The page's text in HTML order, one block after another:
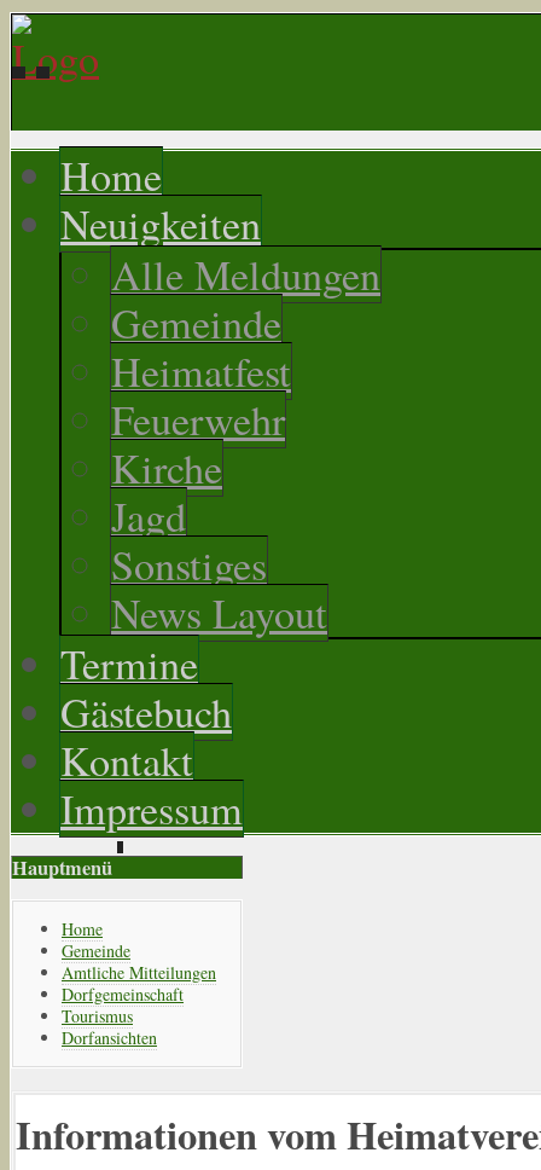
Home
Neuigkeiten
Alle Meldungen
Gemeinde
Heimatfest
Feuerwehr
Kirche
Jagd
Sonstiges
News Layout
Termine
Gästebuch
Kontakt
Impressum
Hauptmenü
Home
Gemeinde
Amtliche Mitteilungen
Dorfgemeinschaft
Tourismus
Dorfansichten
Informationen vom